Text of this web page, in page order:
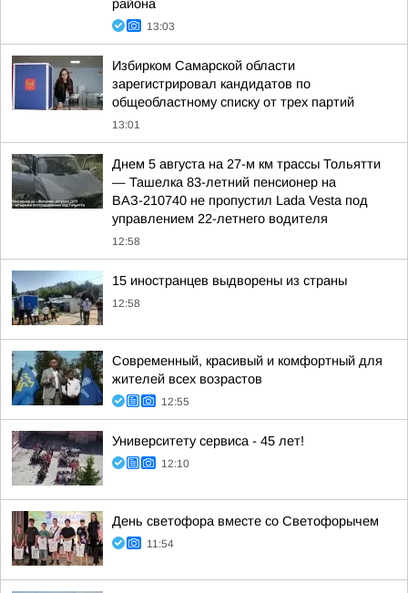
района
13:03
Избирком Самарской области
зарегистрировал кандидатов по
общеобластному списку от трех партий
13:01
Днем 5 августа на 27-м км трассы Тольятти
— Ташелка 83-летний пенсионер на
ВАЗ-210740 не пропустил Lada Vesta под
управлением 22-летнего водителя
12:58
15 иностранцев выдворены из страны
12:58
Современный, красивый и комфортный для
жителей всех возрастов
12:55
Университету сервиса - 45 лет!
12:10
День светофора вместе со Светофорычем
11:54